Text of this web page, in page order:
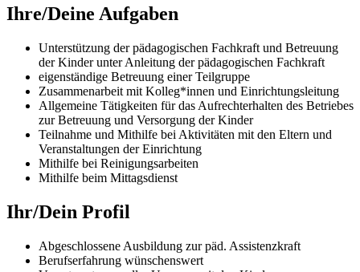
Ihre/Deine Aufgaben
Unterstützung der pädagogischen Fachkraft und Betreuung
der Kinder unter Anleitung der pädagogischen Fachkraft
eigenständige Betreuung einer Teilgruppe
Zusammenarbeit mit Kolleg*innen und Einrichtungsleitung
Allgemeine Tätigkeiten für das Aufrechterhalten des Betriebes
zur Betreuung und Versorgung der Kinder
Teilnahme und Mithilfe bei Aktivitäten mit den Eltern und
Veranstaltungen der Einrichtung
Mithilfe bei Reinigungsarbeiten
Mithilfe beim Mittagsdienst
Ihr/Dein Profil
Abgeschlossene Ausbildung zur päd. Assistenzkraft
Berufserfahrung wünschenswert